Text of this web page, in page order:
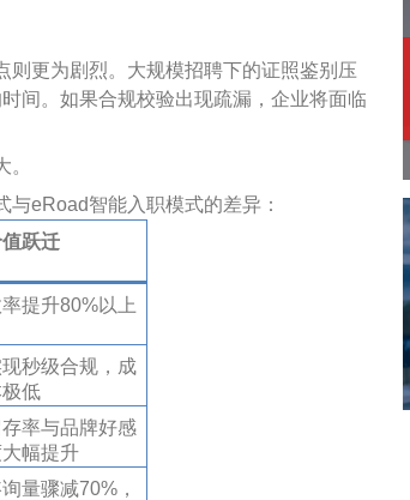
则更为剧烈。大规模招聘下的证照鉴别压
间。如果合规校验出现疏漏，企业将面临
eRoad智能入职模式的差异：
跃迁
提升80%以上
现秒级合规，成
低
存率与品牌好感
大幅提升
量骤减70%，